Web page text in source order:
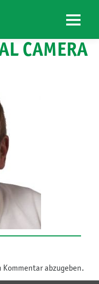
CAMERA
Kommentar abzugeben.